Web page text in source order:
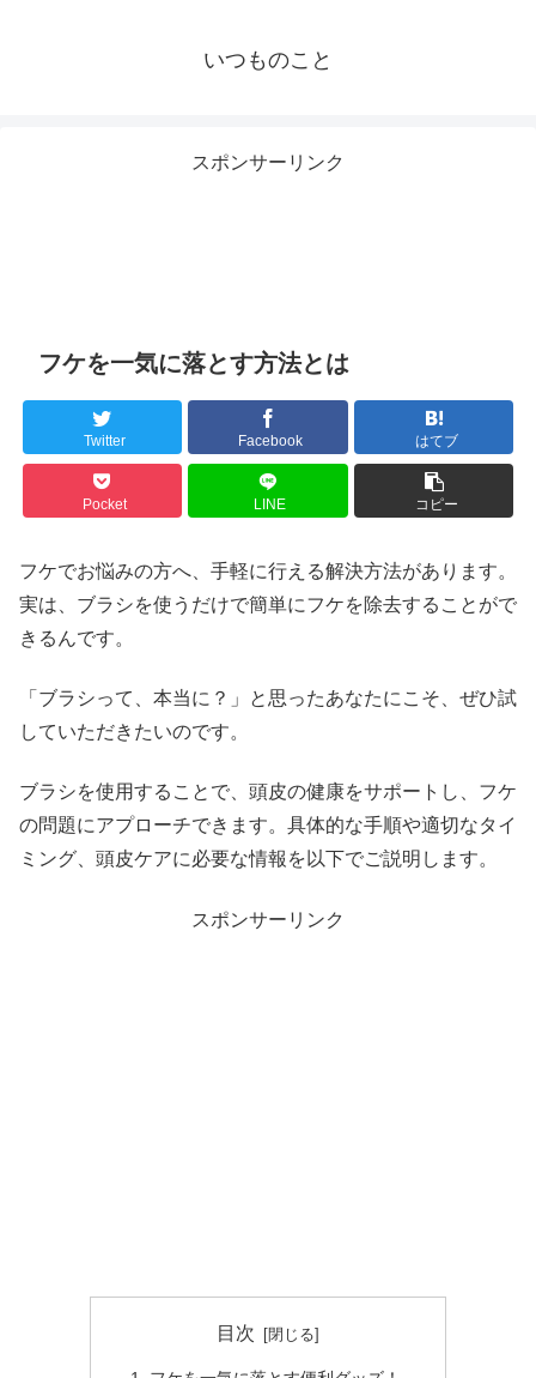
いつものこと
スポンサーリンク
フケを一気に落とす方法とは
Twitter Facebook はてブ
Pocket LINE コピー
フケでお悩みの方へ、手軽に行える解決方法があります。
実は、ブラシを使うだけで簡単にフケを除去することがで
きるんです。
「ブラシって、本当に？」と思ったあなたにこそ、ぜひ試
していただきたいのです。
ブラシを使用することで、頭皮の健康をサポートし、フケ
の問題にアプローチできます。具体的な手順や適切なタイ
ミング、頭皮ケアに必要な情報を以下でご説明します。
スポンサーリンク
目次